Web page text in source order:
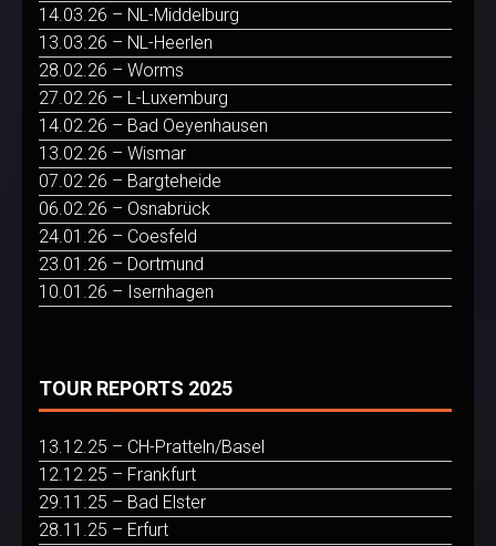
14.03.26 – NL-Middelburg
13.03.26 – NL-Heerlen
28.02.26 – Worms
27.02.26 – L-Luxemburg
14.02.26 – Bad Oeyenhausen
13.02.26 – Wismar
07.02.26 – Bargteheide
06.02.26 – Osnabrück
24.01.26 – Coesfeld
23.01.26 – Dortmund
10.01.26 – Isernhagen
TOUR REPORTS 2025
13.12.25 – CH-Pratteln/Basel
12.12.25 – Frankfurt
29.11.25 – Bad Elster
28.11.25 – Erfurt